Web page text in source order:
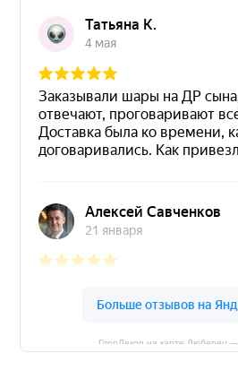
ГлорДекор на карте Люберец